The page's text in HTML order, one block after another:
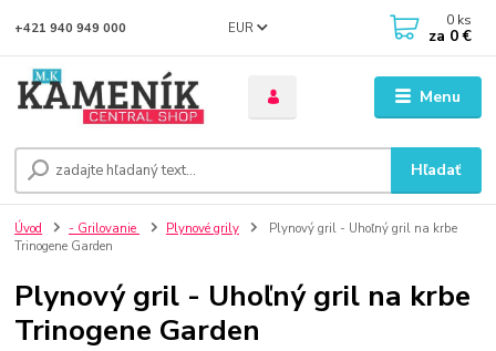
Menu
EUR
Hľadať
+421 940 949 000 0 ks
za 0 €
Úvod - Grilovanie Plynové grily
Plynový gril - Uhoľný gril na krbe
Trinogene Garden
Plynový gril - Uhoľný gril na krbe
Trinogene Garden